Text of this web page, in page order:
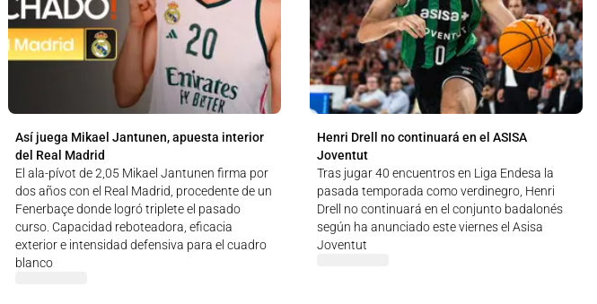
Así juega Mikael Jantunen, apuesta interior
del Real Madrid
El ala-pívot de 2,05 Mikael Jantunen firma por
dos años con el Real Madrid, procedente de un
Fenerbaçe donde logró triplete el pasado
curso. Capacidad reboteadora, eficacia
exterior e intensidad defensiva para el cuadro
blanco
Henri Drell no continuará en el ASISA
Joventut
Tras jugar 40 encuentros en Liga Endesa la
pasada temporada como verdinegro, Henri
Drell no continuará en el conjunto badalonés
según ha anunciado este viernes el Asisa
Joventut